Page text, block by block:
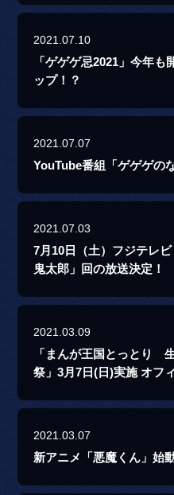
2021.07.10
「ゲゲゲ忌2021」今年
ップ！？
2021.07.07
YouTube番組「ゲゲゲの
2021.07.03
7月10日（土）フジテレ
鬼太郎」回の放送決定！
2021.03.09
「まんが王国とっとり
祭」3月7日(日)実施 オフ
2021.03.07
新アニメ「悪魔くん」始